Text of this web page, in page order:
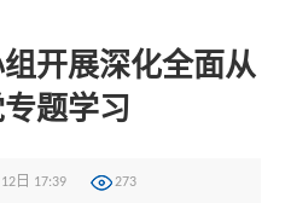
开展深化全面从
题学习
日 17:39 273